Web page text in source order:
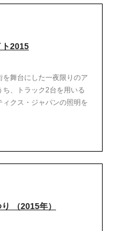
ト2015
を舞台にした一夜限りのア
、トラック2台を用いる
クス・ジャパンの照明を
（2015年）